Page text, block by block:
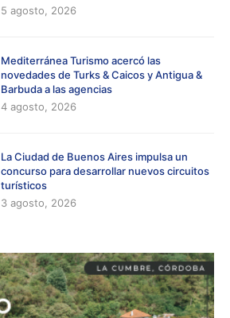
5 agosto, 2026
Mediterránea Turismo acercó las
novedades de Turks & Caicos y Antigua &
Barbuda a las agencias
4 agosto, 2026
La Ciudad de Buenos Aires impulsa un
concurso para desarrollar nuevos circuitos
turísticos
3 agosto, 2026